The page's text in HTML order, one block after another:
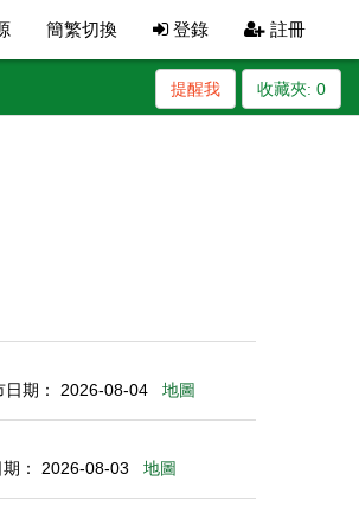
簡繁切換 登錄 註冊
收藏夾: 0
提醒我
日期： 2026-08-04 地圖
期： 2026-08-03 地圖